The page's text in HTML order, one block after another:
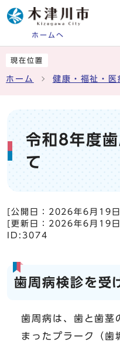
ホームへ
現在位置
ホーム 健康・福祉・医
令和8年度
て
[公開日： 2026年6月19日
[更新日： 2026年6月19日
ID:3074
歯周病検診を受
歯周病は、歯と歯茎
まったプラーク（歯